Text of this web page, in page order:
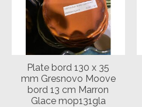
Plate bord 130 x 35
mm Gresnovo Moove
bord 13 cm Marron
Glace mop131gla